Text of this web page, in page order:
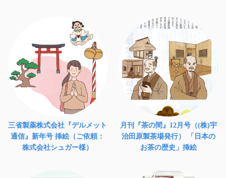
三省製薬株式会社『デルメット
通信』新年号 挿絵（ご依頼：
株式会社シュガー様）
月刊『茶の間』12月号（(株)宇
治田原製茶場発行） 「日本の
お茶の歴史」挿絵